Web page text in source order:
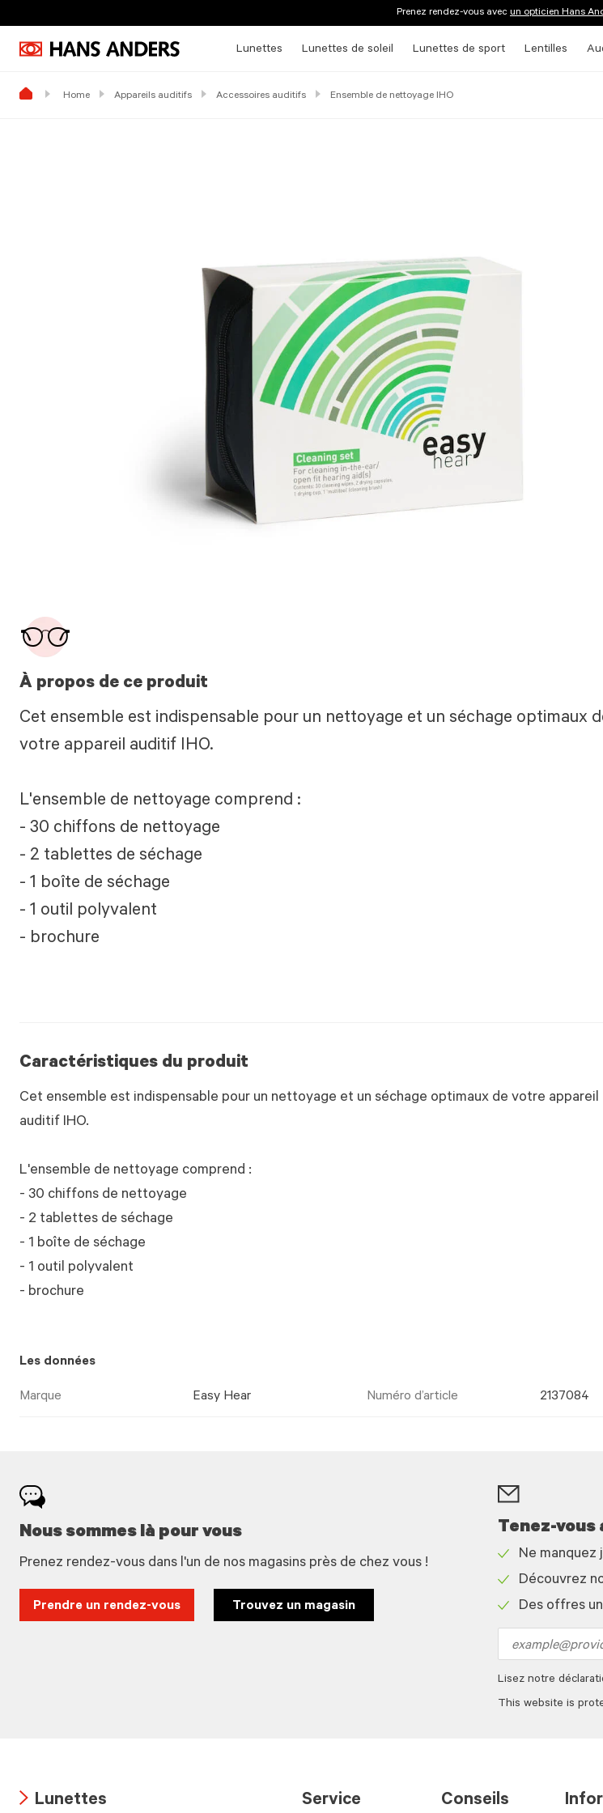
Prenez rendez-vous avec un opticien Hans
Lunettes Lunettes de soleil Lunettes de sport Lentilles
Home Appareils auditifs Accessoires auditifs Ensemble de nettoyage IHO
À propos de ce produit
Cet ensemble est indispensable pour un nettoyage et un séchage optimaux
votre appareil auditif IHO.
L'ensemble de nettoyage comprend :
- 30 chiffons de nettoyage
- 2 tablettes de séchage
- 1 boîte de séchage
- 1 outil polyvalent
- brochure
Caractéristiques du produit
Cet ensemble est indispensable pour un nettoyage et un séchage optimaux de votre appareil
auditif IHO.
L'ensemble de nettoyage comprend :
- 30 chiffons de nettoyage
- 2 tablettes de séchage
- 1 boîte de séchage
- 1 outil polyvalent
- brochure
Les données
Marque Easy Hear Numéro d’article 2137084
Nous sommes là pour vous
Prenez rendez-vous dans l'un de nos magasins près de chez vous !
Prendre un rendez-vous Trouvez un magasin
Tenez-vous
icon
Ne manquez
icon
Découvrez
Des offres
address
Lisez notre
This website is
Lunettes Service Conseils